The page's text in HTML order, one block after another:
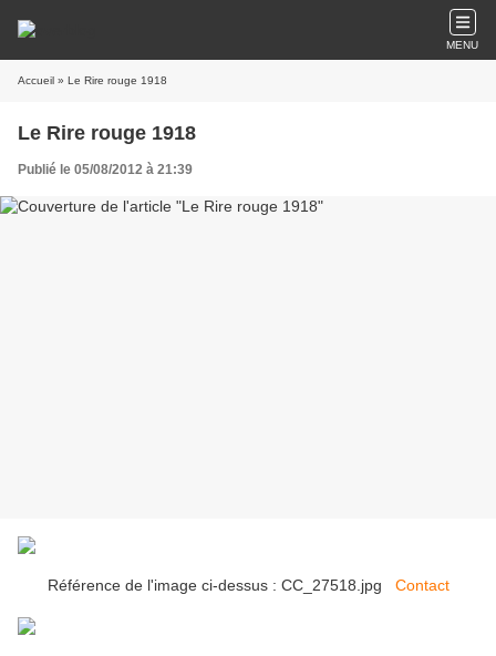
MENU
Accueil » Le Rire rouge 1918
Le Rire rouge 1918
Publié le 05/08/2012 à 21:39
Référence de l'image ci-dessus : CC_27518.jpg Contact